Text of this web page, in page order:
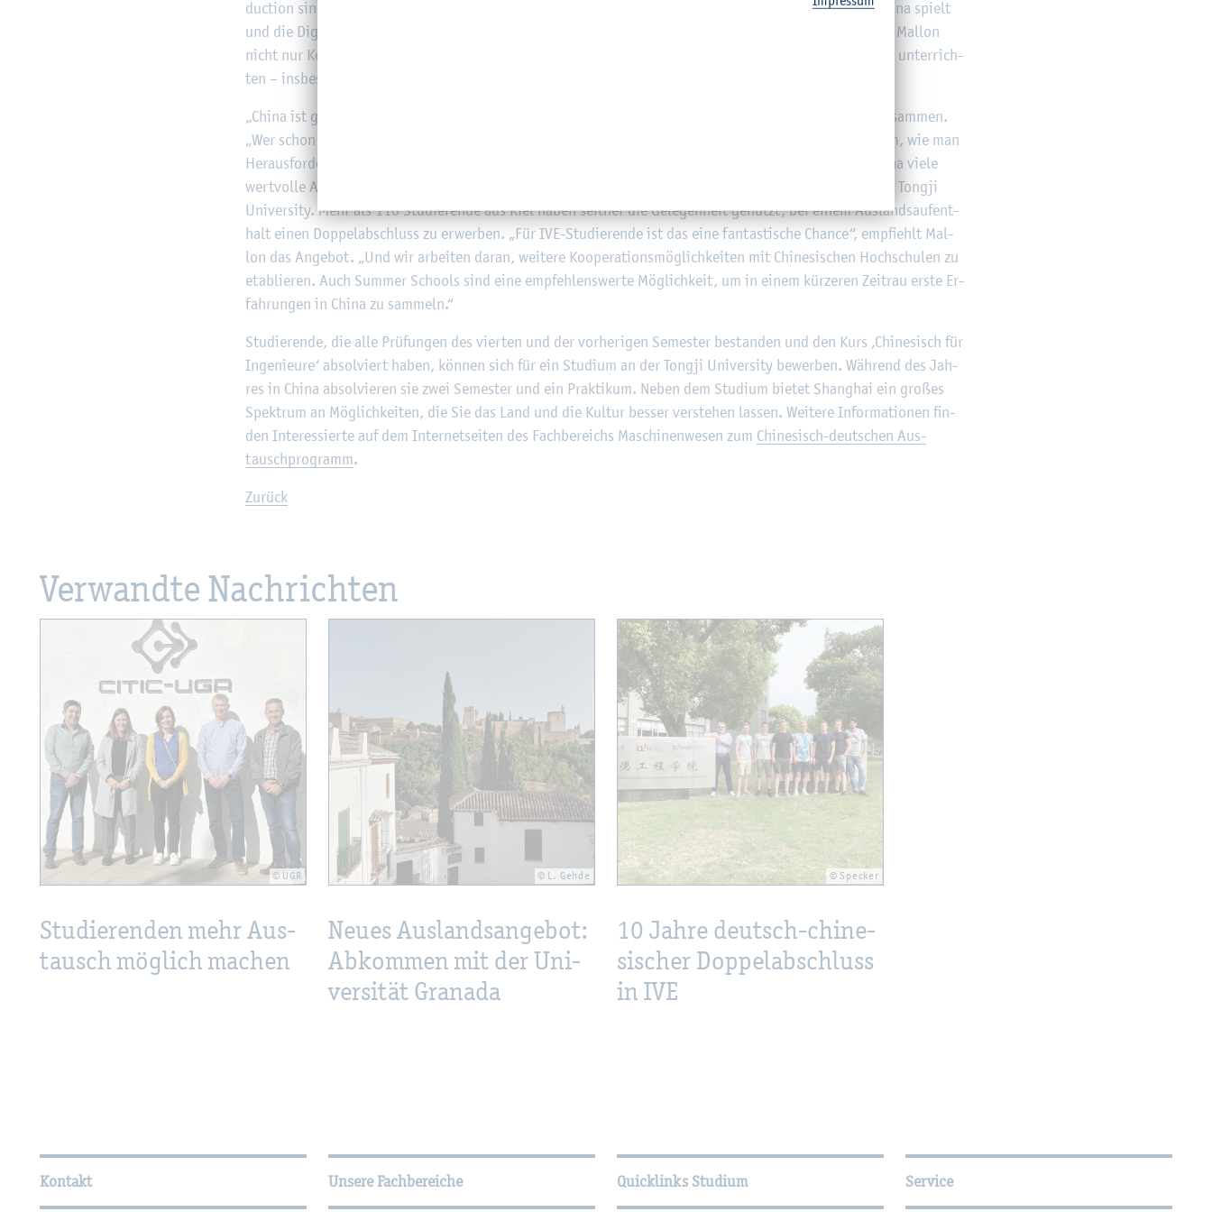
duc­tion sind dort per­fekt or­ches­triert. Ins­be­son­de­re die Selbst­ver­ständ­lich­keit, die e-Mo­bi­li­tät in China spielt
und die Di­gi­tal-Af­fi­ni­tät der Men­schen muss man per­sön­lich er­lebt haben, um sie zu be­grei­fen.“ So rät Mal­lon
nicht nur Kol­le­gin­nen und Kol­le­gen für eine Ho­ri­zont­er­wei­te­rung die Chan­ce zu nut­zen, im Aus­land zu un­ter­rich­
ten – ins­be­son­de­re Stu­die­ren­de soll­ten die Ge­le­gen­heit nut­zen.
„China ist ge­kom­men, um zu blei­ben“, fasst Mal­lon sei­nen Ein­druck auf die Wirt­schafts­macht knapp zu­sam­men.
„Wer schon jetzt wis­sen will, wel­che The­men auch un­se­re Wirt­schaft künf­tig be­schäf­ti­gen und vor allem, wie man
Her­aus­for­de­run­gen in ganz an­de­ren Di­men­sio­nen an­ge­hen kann, der wird bei einem Auf­ent­halt in China viele
wert­vol­le Aha-Mo­men­te er­le­ben“, ist sich der Pro­fes­sor si­cher. Seit 2007 ist die FH Kiel ein Part­ner der Tong­ji
Uni­ver­si­ty. Mehr als 110 Stu­die­ren­de aus Kiel haben seit­her die Ge­le­gen­heit ge­nutzt, bei einem Aus­lands­auf­ent­
halt einen Dop­pel­ab­schluss zu er­wer­ben. „Für IVE-Stu­die­ren­de ist das eine fan­tas­ti­sche Chan­ce“, emp­fiehlt Mal­
lon das An­ge­bot. „Und wir ar­bei­ten daran, wei­te­re Ko­ope­ra­ti­ons­mög­lich­kei­ten mit Chi­ne­si­schen Hoch­schu­len zu
eta­blie­ren. Auch Sum­mer Schools sind eine emp­feh­lens­wer­te Mög­lich­keit, um in einem kür­ze­ren Zeit­rau erste Er­
fah­run­gen in China zu sam­meln.“
Stu­die­ren­de, die alle Prü­fun­gen des vier­ten und der vor­he­ri­gen Se­mes­ter be­stan­den und den Kurs ‚Chi­ne­sisch für
In­ge­nieu­re‘ ab­sol­viert haben, kön­nen sich für ein Stu­di­um an der Tong­ji Uni­ver­si­ty be­wer­ben. Wäh­rend des Jah­
res in China ab­sol­vie­ren sie zwei Se­mes­ter und ein Prak­ti­kum. Neben dem Stu­di­um bie­tet Shang­hai ein gro­ßes
Spek­trum an Mög­lich­kei­ten, die Sie das Land und die Kul­tur bes­ser ver­ste­hen las­sen. Wei­te­re In­for­ma­tio­nen fin­
den In­ter­es­sier­te auf dem In­ter­net­sei­ten des Fach­be­reichs Ma­schi­nen­we­sen zum Chi­ne­sisch-deut­schen Aus­
tausch­pro­gramm.
Zu­rück
Ver­wand­te Nach­rich­ten
© UGR
Stu­die­ren­den mehr Aus­
tausch mög­lich ma­chen
© L. Gehde
Neues Aus­lands­an­ge­bot:
Ab­kom­men mit der Uni­
ver­si­tät Gra­na­da
© Spe­cker
10 Jahre deutsch-chi­ne­
si­scher Dop­pel­ab­schluss
in IVE
Wei­ter­füh­ren­de In­for­ma­tio­nen
Kontakt Unsere Fachbereiche Quicklinks Studium Service